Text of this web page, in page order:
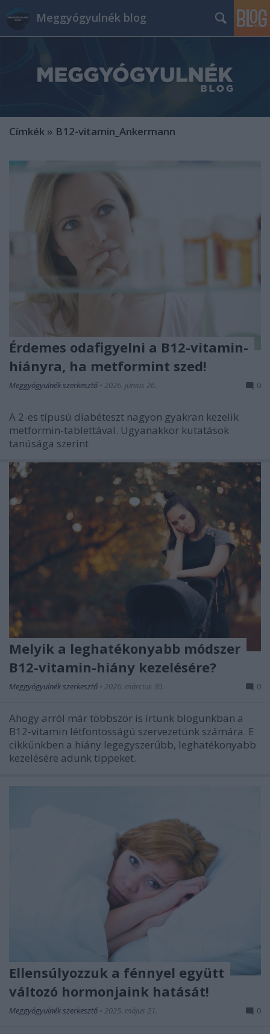
Meggyógyulnék blog
Címkék » B12-vitamin_Ankermann
Érdemes odafigyelni a B12-vitamin-
hiányra, ha metformint szed!
Meggyógyulnék szerkesztő • 2026. június 26. 0
A 2-es típusú diabéteszt nagyon gyakran kezelik
metformin-tablettával. Ugyanakkor kutatások
tanúsága szerint
Melyik a leghatékonyabb módszer
B12-vitamin-hiány kezelésére?
Meggyógyulnék szerkesztő • 2026. március 30. 0
Ahogy arról már többször is írtunk blogunkban a
B12-vitamin létfontosságú szervezetünk számára. E
cikkünkben a hiány legegyszerűbb, leghatékonyabb
kezelésére adunk tippeket.
Ellensúlyozzuk a fénnyel együtt
változó hormonjaink hatását!
Meggyógyulnék szerkesztő • 2025. május 21. 0